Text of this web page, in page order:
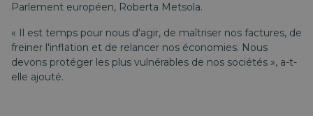
Parlement européen, Roberta Metsola.
« Il est temps pour nous d'agir, de maîtriser nos factures, de
freiner l'inflation et de relancer nos économies. Nous
devons protéger les plus vulnérables de nos sociétés », a-t-
elle ajouté.